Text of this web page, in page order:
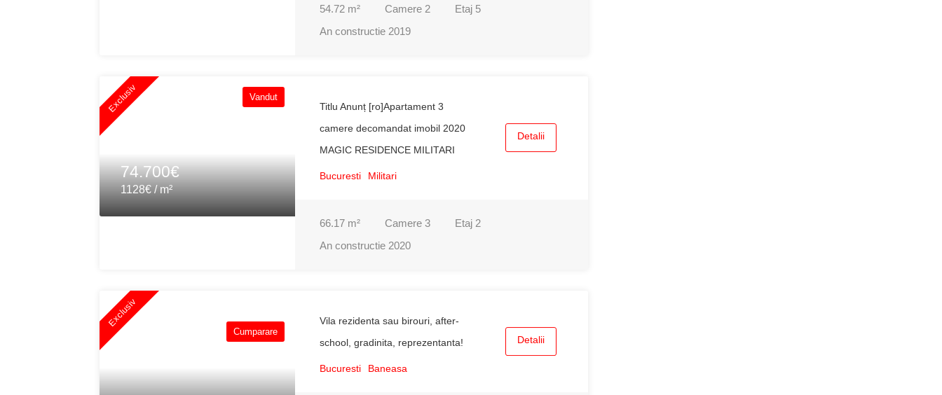
54.72m² Camere 2 Etaj 5
An constructie 2019
Exclusiv Vandut
74.700€
1128€ / m²
Titlu Anunț [ro]Apartament 3
camere decomandat imobil 2020
MAGIC RESIDENCE MILITARI
Bucuresti Militari
Detalii
66.17m² Camere 3 Etaj 2
An constructie 2020
Exclusiv
Cumparare
Vila rezidenta sau birouri, after-
school, gradinita, reprezentanta!
Bucuresti Baneasa
Detalii